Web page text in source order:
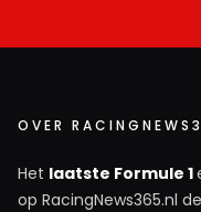
OVER
Het laatste Formule 1
op RacingNews365.nl